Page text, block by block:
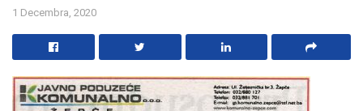
1 Decembra, 2020